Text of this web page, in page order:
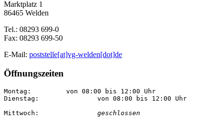
Marktplatz 1
86465 Welden
Tel.: 08293 699-0
Fax: 08293 699-50
E-Mail: poststelle[at]vg-welden[dot]de
Öffnungszeiten
Montag:		von 08:00 bis 12:00 Uhr
Dienstag:		von 08:00 bis 12:00 Uhr
geschlossen